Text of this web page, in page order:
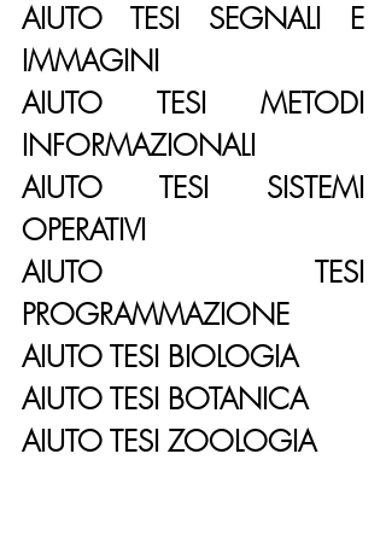
AIUTO TESI SEGNALI E
IMMAGINI
AIUTO TESI METODI
INFORMAZIONALI
AIUTO TESI SISTEMI
OPERATIVI
AIUTO TESI
PROGRAMMAZIONE
AIUTO TESI BIOLOGIA
AIUTO TESI BOTANICA
AIUTO TESI ZOOLOGIA